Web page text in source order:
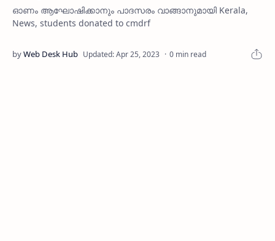
ഓണം ആഘോഷിക്കാനും പാദസരം വാങ്ങാനുമായി Kerala,
News, students donated to cmdrf
0 min read